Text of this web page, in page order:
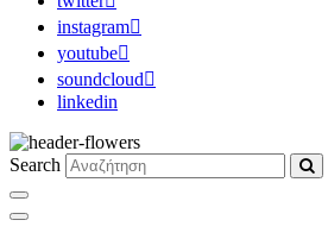
instagram
youtube
soundcloud
linkedin
Search